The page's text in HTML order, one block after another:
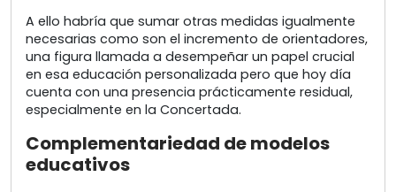
A ello habría que sumar otras medidas igualmente
necesarias como son el incremento de orientadores,
una figura llamada a desempeñar un papel crucial
en esa educación personalizada pero que hoy día
cuenta con una presencia prácticamente residual,
especialmente en la Concertada.
Complementariedad de modelos
educativos